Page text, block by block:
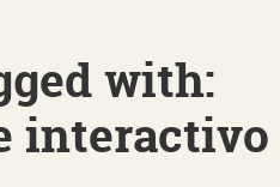
with:
interactivo